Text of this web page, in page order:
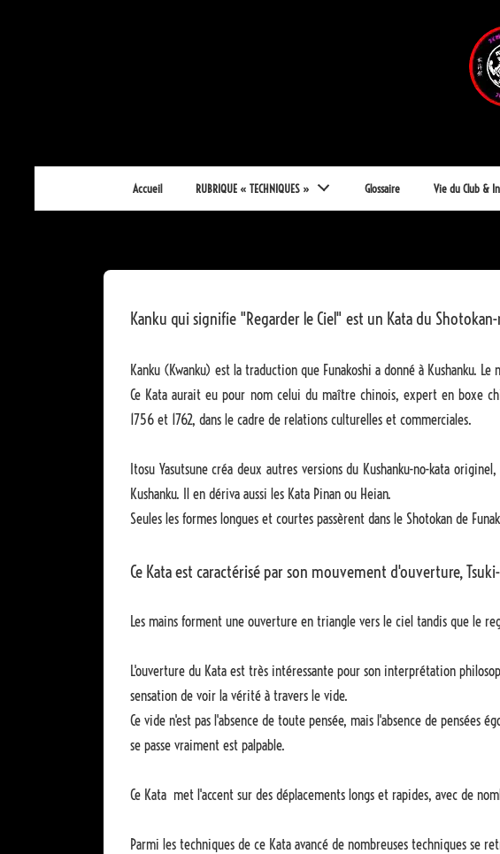
Main
Navigation
Accueil RUBRIQUE « TECHNIQUES » Glossaire Vie du Club &
Kanku qui signifie "Regarder le Ciel" est un Kata du
Kanku (Kwanku) est la traduction que Funakoshi a donné à Kushanku.
Ce Kata aurait eu pour nom celui du maître chinois, expert en boxe
1756 et 1762, dans le cadre de relations culturelles et commerciales.
Itosu Yasutsune créa deux autres versions du Kushanku-no-kata
Kushanku. Il en dériva aussi les Kata Pinan ou Heian.
Seules les formes longues et courtes passèrent dans le Shotokan de
Ce Kata est caractérisé par son mouvement d'ouverture,
Les mains forment une ouverture en triangle vers le ciel tandis que le
L'ouverture du Kata est très intéressante pour son interprétation
sensation de voir la vérité à travers le vide.
Ce vide n'est pas l'absence de toute pensée, mais l'absence de pensées
se passe vraiment est palpable.
Ce Kata met l'accent sur des déplacements longs et rapides, avec de
Parmi les techniques de ce Kata avancé de nombreuses techniques se